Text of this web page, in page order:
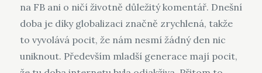
na FB ani o ničí životně důležitý komentář. Dnešní
doba je díky globalizaci značně zrychlená, takže
to vyvolává pocit, že nám nesmí žádný den nic
uniknout. Především mladší generace mají pocit,